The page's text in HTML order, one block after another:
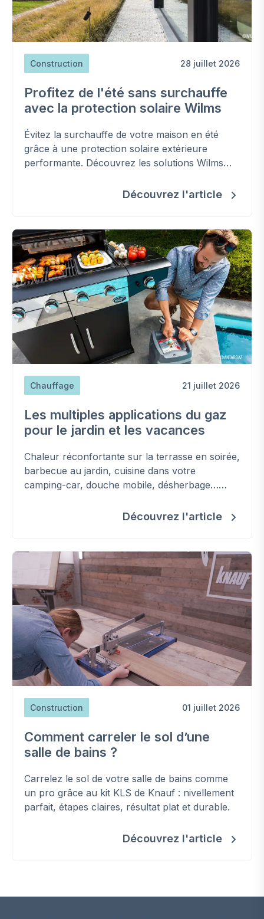
Construction 28 juillet 2026
Profitez de l'été sans surchauffe
avec la protection solaire Wilms
Évitez la surchauffe de votre maison en été
grâce à une protection solaire extérieure
performante. Découvrez les solutions Wilms
besoins en climatisation et préserver la
Découvrez l'article
Chauffage 21 juillet 2026
Les multiples applications du gaz
pour le jardin et les vacances
Chaleur réconfortante sur la terrasse en soirée,
barbecue au jardin, cuisine dans votre
camping-car, douche mobile, désherbage…
insoupçonnées - du gaz (bio)propane en
Découvrez l'article
Construction 01 juillet 2026
Comment carreler le sol d’une
salle de bains ?
Carrelez le sol de votre salle de bains comme
un pro grâce au kit KLS de Knauf : nivellement
parfait, étapes claires, résultat plat et durable.
Découvrez l'article